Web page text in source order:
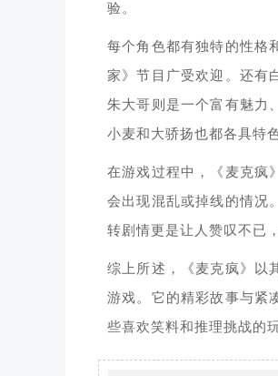
验。
每个角色都有独特的性格
家》节目广受欢迎。还有
朱大哥则是一个富有魅力
小麦和大骄扬也都各具特
在游戏过程中，《麦克疯
会出现混乱或掉线的情况
转剧情更是让人赞叹不已
综上所述，《麦克疯》以
游戏。它的精彩故事与紧
些喜欢笑料和推理挑战的